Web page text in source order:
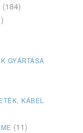
(184)
GYÁRTÁSA
KÁBEL
(11)